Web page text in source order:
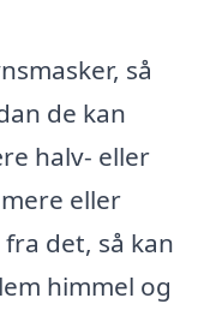
så
de kan
halv- eller
eller
det, så kan
himmel og